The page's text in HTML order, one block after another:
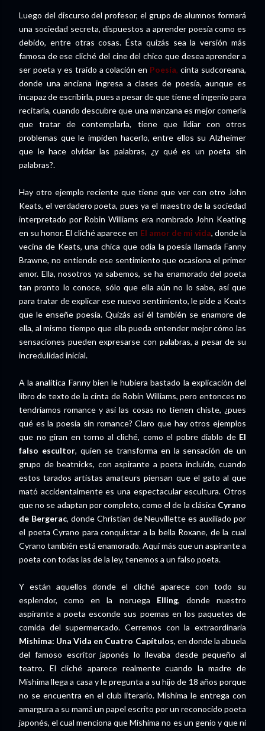
Luego del discurso del profesor, el grupo de alumnos formará
una sociedad secreta, dispuestos a aprender poesía como es
debido, entre otras cosas. Ésta quizás sea la versión más
famosa de ese cliché del cine del chico que desea aprender a
ser poeta y es traído a colación en Poesía, cinta sudcoreana,
donde una anciana ingresa a clases de poesía, aunque es
incapaz de escribirla, pues a pesar de que tiene el ingenio para
recitarla, cuando descubre que una manzana es mejor comerla
que tratar de contemplarla, tiene que lidiar con otros
problemas que le impiden hacerlo, entre ellos su Alzheimer
que le hace olvidar las palabras, ¿y qué es un poeta sin
palabras?.
Hay otro ejemplo reciente que tiene que ver con otro John
Keats, el verdadero poeta, pues ya el maestro de la sociedad
interpretado por Robin Williams era nombrado John Keating
en su honor. El cliché aparece en El amor de mi vida, donde la
vecina de Keats, una chica que odia la poesía llamada Fanny
Brawne, no entiende ese sentimiento que ocasiona el primer
amor. Ella, nosotros ya sabemos, se ha enamorado del poeta
tan pronto lo conoce, sólo que ella aún no lo sabe, así que
para tratar de explicar ese nuevo sentimiento, le pide a Keats
que le enseñe poesía. Quizás asi él también se enamore de
ella, al mismo tiempo que ella pueda entender mejor cómo las
sensaciones pueden expresarse con palabras, a pesar de su
incredulidad inicial.
A la analítica Fanny bien le hubiera bastado la explicación del
libro de texto de la cinta de Robin Williams, pero entonces no
tendríamos romance y así las cosas no tienen chiste, ¿pues
qué es la poesía sin romance? Claro que hay otros ejemplos
que no giran en torno al cliché, como el pobre diablo deEl
falso escultor, quien se transforma en la sensación de un
grupo de beatnicks, con aspirante a poeta incluído, cuando
estos tarados artistas amateurs piensan que el gato al que
mató accidentalmente es una espectacular escultura. Otros
que no se adaptan por completo, como el de la clásica Cyrano
de Bergerac, donde Christian de Neuvillette es auxiliado por
el poeta Cyrano para conquistar a la bella Roxane, de la cual
Cyrano también está enamorado. Aquí más que un aspirante a
poeta con todas las de la ley, tenemos a un falso poeta.
Y están aquellos donde el cliché aparece con todo su
esplendor, como en la noruega Elling, donde nuestro
aspirante a poeta esconde sus poemas en los paquetes de
comida del supermercado. Cerremos con la extraordinaria
Mishima: Una Vida en Cuatro Capítulos, en donde la abuela
del famoso escritor japonés lo llevaba desde pequeño al
teatro. El cliché aparece realmente cuando la madre de
Mishima llega a casa y le pregunta a su hijo de 18 años porque
no se encuentra en el club literario. Mishima le entrega con
amargura a su mamá un papel escrito por un reconocido poeta
japonés, el cual menciona que Mishima no es un genio y que ni